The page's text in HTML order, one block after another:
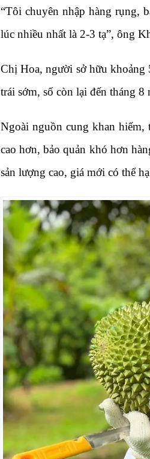
“Tôi chuyên nhập hàng rụng,
lúc nhiều nhất là 2-3 tạ”, ông
Chị Hoa, người sở hữu khoảng
trái sớm, số còn lại đến tháng 8
Ngoài nguồn cung khan
cao hơn, bảo quản khó hơn
sản lượng cao, giá mới có thể